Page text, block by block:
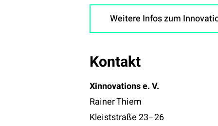
Weitere Infos zum
Kontakt
Xinnovations e. V.
Rainer Thiem
Kleiststraße 23–26